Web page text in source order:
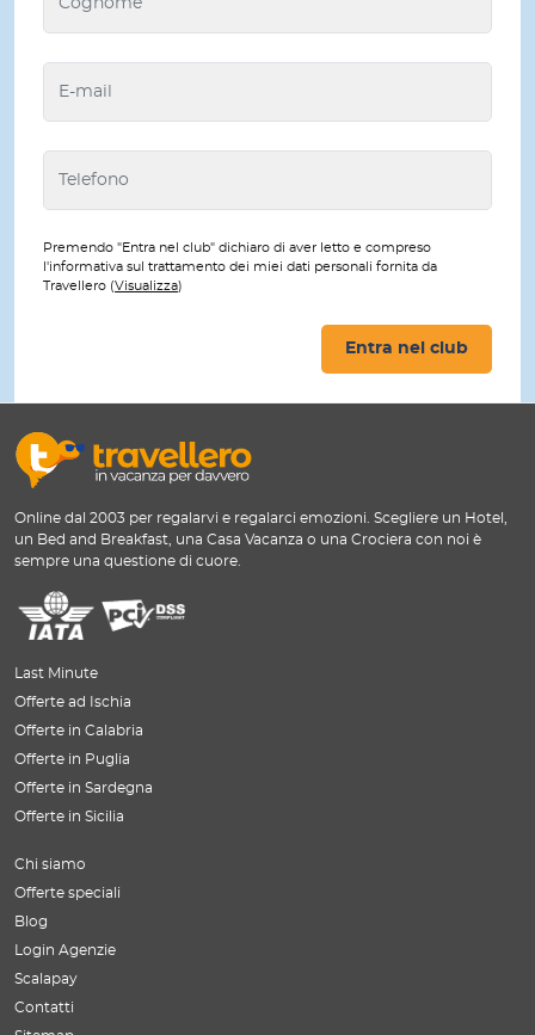
Premendo "Entra nel club" dichiaro di aver letto e compreso
l'informativa sul trattamento dei miei dati personali fornita da
Travellero (Visualizza)
Entra nel club
Online dal 2003 per regalarvi e regalarci emozioni. Scegliere un Hotel,
un Bed and Breakfast, una Casa Vacanza o una Crociera con noi è
sempre una questione di cuore.
Last Minute
Offerte ad Ischia
Offerte in Calabria
Offerte in Puglia
Offerte in Sardegna
Offerte in Sicilia
Chi siamo
Offerte speciali
Blog
Login Agenzie
Scalapay
Contatti